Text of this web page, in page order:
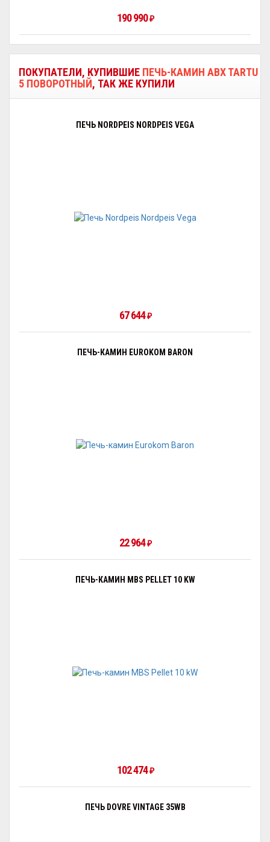
190 990₽
ПОКУПАТЕЛИ, КУПИВШИЕ ПЕЧЬ-КАМИН ABX TARTU
5 ПОВОРОТНЫЙ, ТАК ЖЕ КУПИЛИ
ПЕЧЬ NORDPEIS NORDPEIS VEGA
67 644₽
ПЕЧЬ-КАМИН EUROKOM BARON
22 964₽
ПЕЧЬ-КАМИН MBS PELLET 10 KW
102 474₽
ПЕЧЬ DOVRE VINTAGE 35WB